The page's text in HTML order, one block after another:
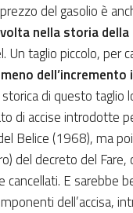
del gasolio è
nella storia
Un taglio piccolo, per
di questo taglio
di accise introdotte
Belice (1968), ma poi
del decreto del Fare,
E sarebbe
dell’accisa,